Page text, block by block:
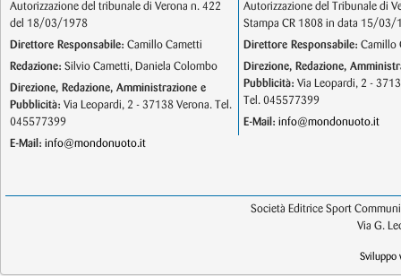
Autorizzazione del tribunale di Verona n. 422
del 18/03/1978
Direttore Responsabile: Camillo Cametti
Redazione: Silvio Cametti, Daniela Colombo
Direzione, Redazione, Amministrazione e
Pubblicità: Via Leopardi, 2 - 37138 Verona. Tel.
045577399
E-Mail: info@mondonuoto.it
Autorizzazione del Tribunale di
Stampa CR 1808 in data 15/03/
Direttore Responsabile: Camillo
Direzione, Redazione,
Pubblicità: Via Leopardi, 2 -
Tel. 045577399
E-Mail: info@mondonuoto.it
Società Editrice Sport
Via G.
Sviluppo